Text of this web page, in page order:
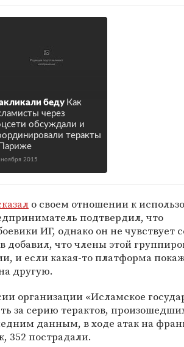
беду Как
через
обсуждали и
теракты
2015
о своем отношении к
подтвердил, что
ИГ, однако он не чувствует
добавил, что члены этой
и если какая-то платформа
другую.
организации «Исламское
за серию терактов,
данным, в ходе атак на
352 пострадали.